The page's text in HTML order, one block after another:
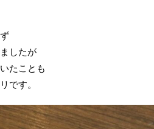
したが
たことも
です。